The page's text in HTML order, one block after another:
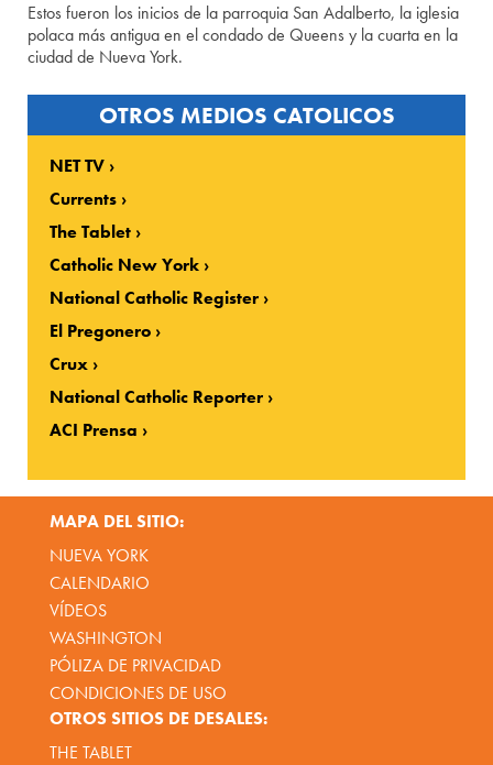
Estos fueron los inicios de la parroquia San Adalberto, la iglesia
polaca más antigua en el condado de Queens y la cuarta en la
ciudad de Nueva York.
OTROS MEDIOS CATOLICOS
NET TV
Currents
The Tablet
Catholic New York
National Catholic Register
El Pregonero
Crux
National Catholic Reporter
ACI Prensa
MAPA DEL SITIO:
NUEVA YORK
CALENDARIO
VÍDEOS
WASHINGTON
PÓLIZA DE PRIVACIDAD
CONDICIONES DE USO
OTROS SITIOS DE DESALES:
THE TABLET